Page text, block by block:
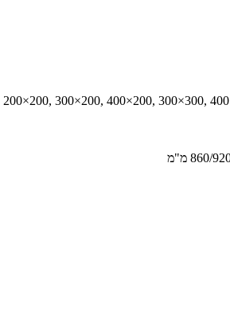
200×200, 300×200, 400×200, 300×300,
מ"מ